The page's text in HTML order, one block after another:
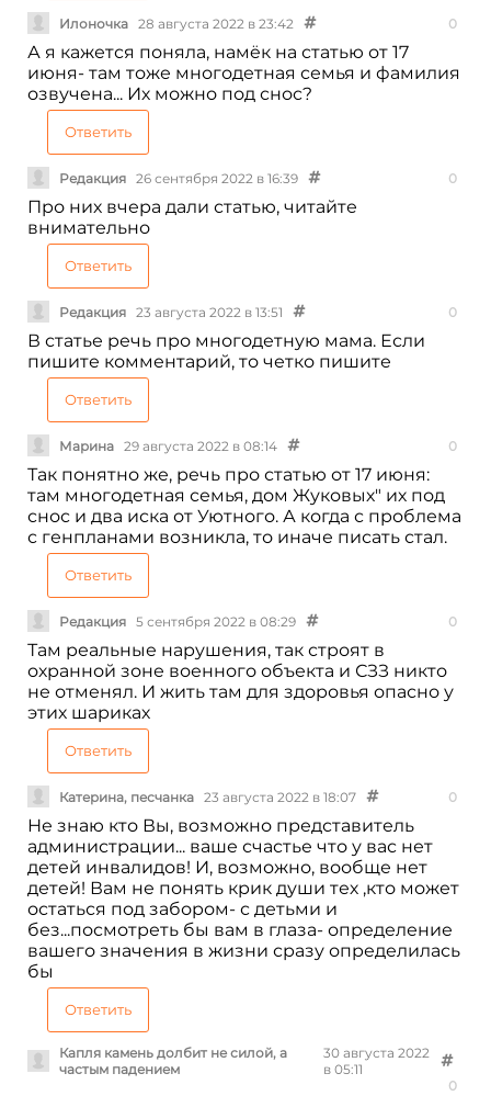
Илоночка 28 августа 2022 в 23:42 0
А я кажется поняла, намëк на статью от 17
июня- там тоже многодетная семья и фамилия
озвучена... Их можно под снос?
Ответить
Редакция 26 сентября 2022 в 16:39 0
Про них вчера дали статью, читайте
внимательно
Ответить
Редакция 23 августа 2022 в 13:51 0
В статье речь про многодетную мама. Если
пишите комментарий, то четко пишите
Ответить
Марина 29 августа 2022 в 08:14 0
Так понятно же, речь про статью от 17 июня:
там многодетная семья, дом Жуковых" их под
снос и два иска от Уютного. А когда с проблема
с генпланами возникла, то иначе писать стал.
Ответить
Редакция 5 сентября 2022 в 08:29 0
Там реальные нарушения, так строят в
охранной зоне военного объекта и СЗЗ никто
не отменял. И жить там для здоровья опасно у
этих шариках
Ответить
Катерина, песчанка 23 августа 2022 в 18:07 0
Не знаю кто Вы, возможно представитель
администрации... ваше счастье что у вас нет
детей инвалидов! И, возможно, вообще нет
детей! Вам не понять крик души тех ,кто может
остаться под забором- с детьми и
без...посмотреть бы вам в глаза- определение
вашего значения в жизни сразу определилась
бы
Ответить
Капля камень долбит не силой, а
частым падением
30 августа 2022
в 05:11
0